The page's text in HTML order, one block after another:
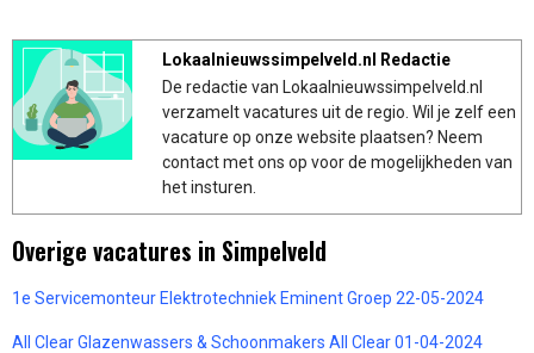
Lokaalnieuwssimpelveld.nl Redactie
De redactie van Lokaalnieuwssimpelveld.nl
verzamelt vacatures uit de regio. Wil je zelf een
vacature op onze website plaatsen? Neem
contact met ons op voor de mogelijkheden van
het insturen.
Overige vacatures in Simpelveld
1e Servicemonteur Elektrotechniek Eminent Groep 22-05-2024
All Clear Glazenwassers & Schoonmakers All Clear 01-04-2024